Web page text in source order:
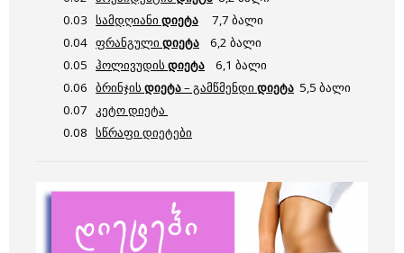
0.03 სამდღიანი დიეტა 7,7 ბალი
0.04 ფრანგული დიეტა 6,2 ბალი
0.05 ჰოლივუდის დიეტა 6,1 ბალი
0.06 ბრინჯის დიეტა– გამწმენდი დიეტა 5,5 ბალი
0.07 კეტო დიეტა
0.08 სწრაფი დიეტები